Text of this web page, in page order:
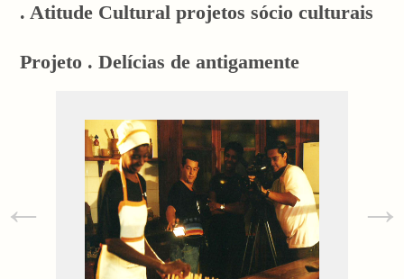
. Atitude Cultural projetos sócio culturais
Projeto . Delícias de antigamente
← →